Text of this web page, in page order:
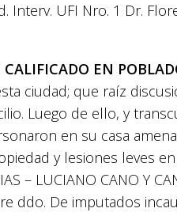
Interv. UFI Nro. 1 Dr.
EN
ciudad; que raíz
Luego de ello, y
en su casa
y lesiones leves
– LUCIANO CANO Y
ddo. De imputados